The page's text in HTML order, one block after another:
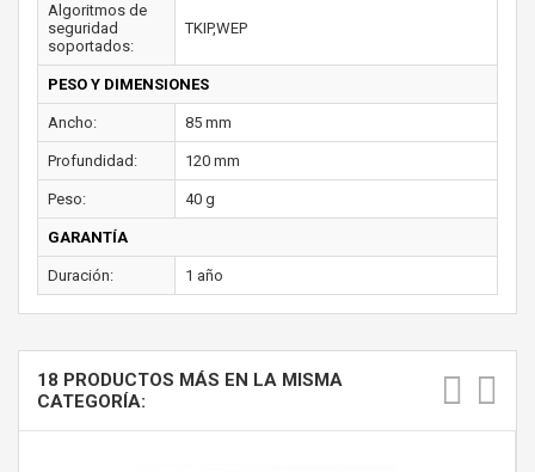
Algoritmos de
seguridad
soportados:
TKIP,WEP
PESO Y DIMENSIONES
Ancho: 85 mm
Profundidad: 120 mm
Peso: 40 g
GARANTÍA
Duración: 1 año
18 PRODUCTOS MÁS EN LA MISMA
CATEGORÍA: